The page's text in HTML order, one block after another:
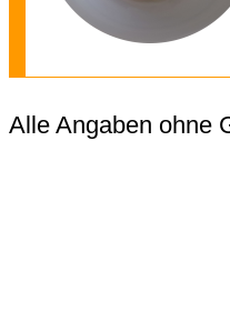
Alle Angaben ohne